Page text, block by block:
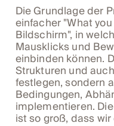
Die Grundlage der
einfacher "What
Bildschirm", in
Mausklicks und
einbinden können.
Strukturen und
festlegen, sondern
Bedingungen,
implementieren.
ist so groß, dass